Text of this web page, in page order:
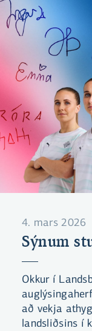
4. mars 2026
Sýnum
Okkur í
að vekja
landsliðsins í